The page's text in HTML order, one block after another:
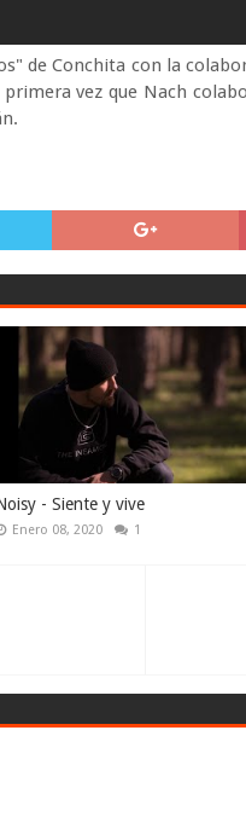
de Conchita con la
vez que Nach
- Siente y vive
Enero 08, 2020 1